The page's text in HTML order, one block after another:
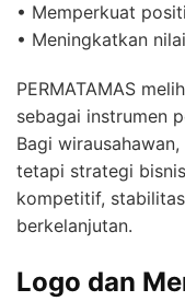
• Memperkuat
• Meningkatkan
PERMATAMAS
sebagai instrumen
Bagi
tetapi strategi
kompetitif,
berkelanjutan.
Logo dan